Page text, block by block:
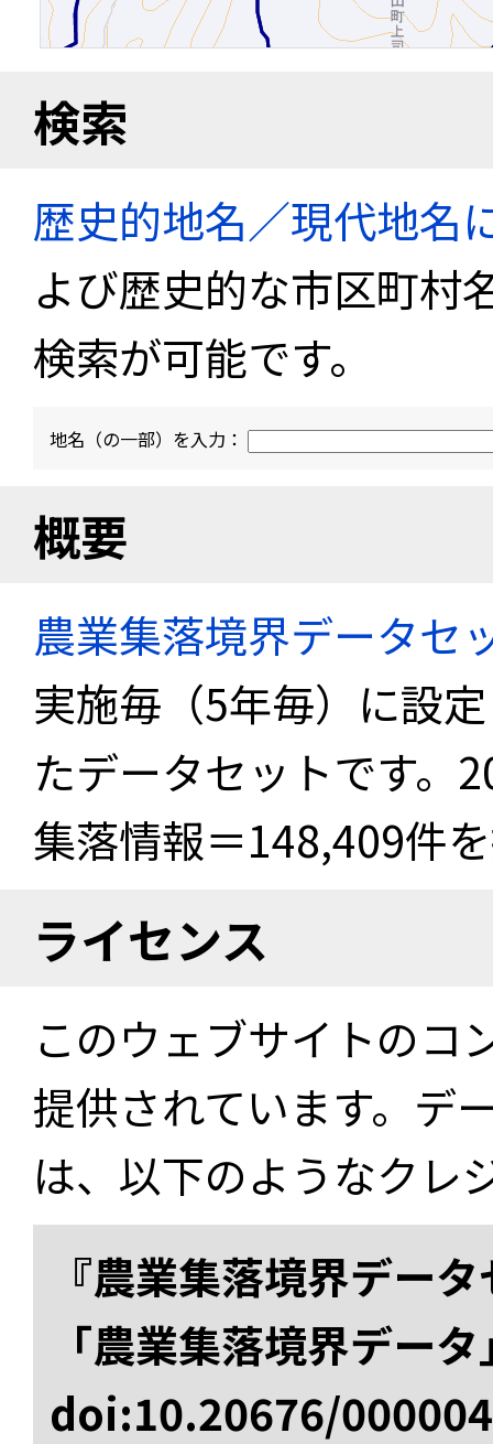
検索
歴史的地名／現代地名
よび歴史的な市区町村
検索が可能です。
地名（の一部）を入力：
概要
農業集落境界データセ
実施毎（5年毎）に設
たデータセットです。
集落情報＝148,409件
ライセンス
このウェブサイトのコ
提供されています。デ
は、以下のようなクレ
『農業集落境界デー
「農業集落境界デー
doi:10.20676/